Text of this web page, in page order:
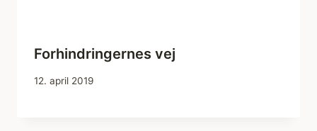
Forhindringernes vej
12. april 2019